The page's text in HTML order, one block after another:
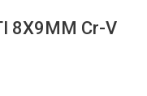
8X9MM Cr-V